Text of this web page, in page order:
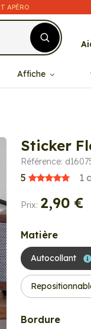
APÉRO
Affiche
Sticker
Référence:
5 1
Prix: 2,90 €
Matière
Autocollant
Bordure